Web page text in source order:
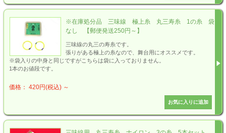
※在庫処分品 三味線 極上糸 丸三寿糸 1の糸 袋
なし 【郵便発送250円～】
三味線の丸三の寿糸です。
張りがある極上の糸なので、舞台用にオススメです。
※袋入りの中身と同じですがこちらは袋に入っておりません。
1本のお値段です。
価格： 420円(税込) ～